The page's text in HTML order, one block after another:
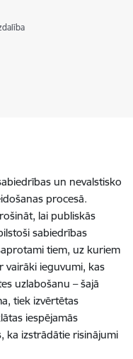
un nevalstisko
procesā.
lai publiskās
sabiedrības
tiem, uz kuriem
vairāki ieguvumi, kas
uzlabošanu – šajā
tiek izvērtētas
iespējamās
ka izstrādātie risinājumi